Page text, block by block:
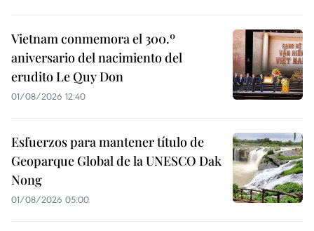
Vietnam conmemora el 300.º
aniversario del nacimiento del
erudito Le Quy Don
01/08/2026 12:40
Esfuerzos para mantener título de
Geoparque Global de la UNESCO Dak
Nong
01/08/2026 05:00